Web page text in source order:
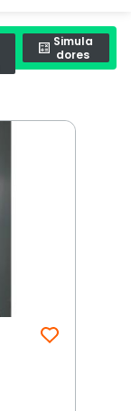
Simula
dores